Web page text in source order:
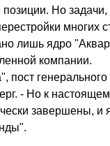
Но
многих
лишь ядро
компании.
генерального
- Но к
завершены, и